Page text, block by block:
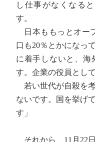
し仕事がなくなる
す。
日本ももっとオー
口も20％とかになっ
に着手しないと、海
す。企業の役員とし
若い世代が自殺を
ないです。国を挙げ
す」
それから、11月22